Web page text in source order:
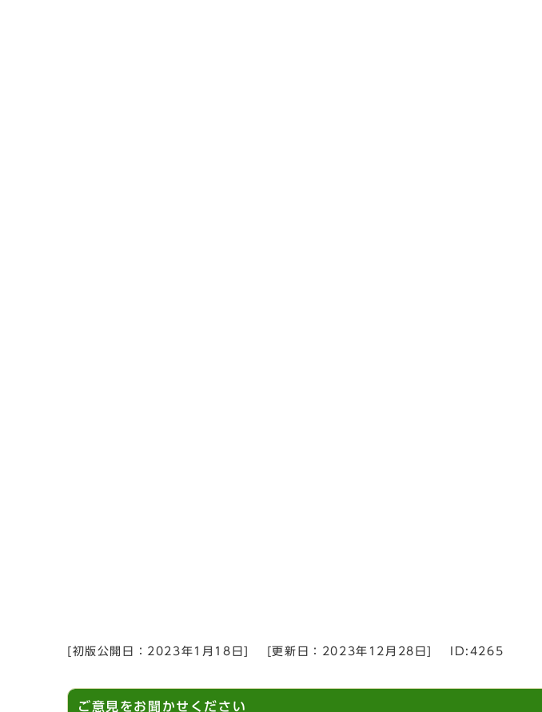
[初版公開日： 2023年1月18日 [更新日： 2023年12月28日 ID:4265
ご意見をお聞かせください